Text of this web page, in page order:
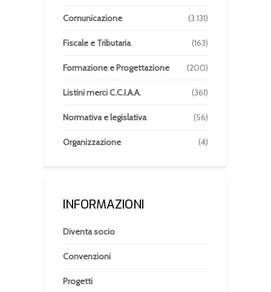
Comunicazione (3.131)
Fiscale e Tributaria (163)
Formazione e Progettazione (200)
Listini merci C.C.I.A.A. (361)
Normativa e legislativa (56)
Organizzazione (4)
INFORMAZIONI
Diventa socio
Convenzioni
Progetti